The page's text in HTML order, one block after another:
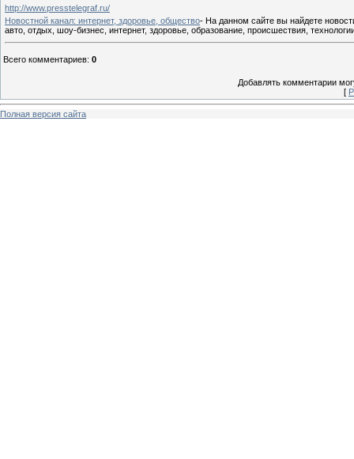
http://www.presstelegraf.ru/
Новостной канал: интернет, здоровье, общество- На данном сайте вы найдете
авто, отдых, шоу-бизнес, интернет, здоровье, образование, происшествия,
Всего комментариев: 0
Добавлять комментарии
[
Полная версия сайта